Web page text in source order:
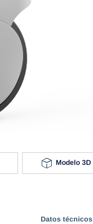
Modelo 3D
Datos técnicos